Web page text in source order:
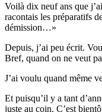
Voilà dix neuf ans que
racontais les préparatifs
démission…
Depuis, j’ai peu écrit.
Bref, quand on ne veut
J’ai voulu quand même
Et puisqu’il y a tant
juste au coin. C’est